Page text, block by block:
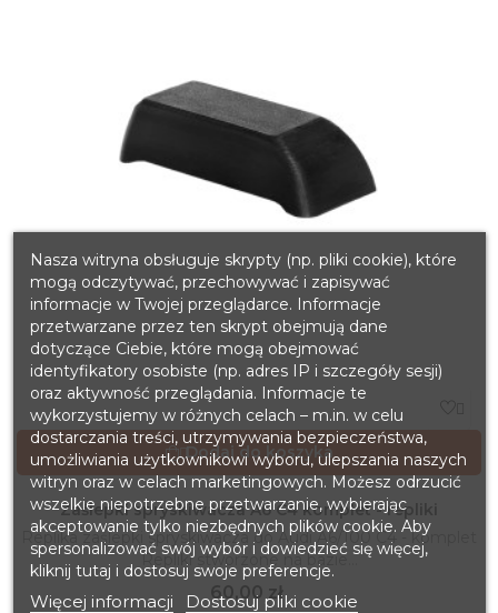
Dodaj do koszyka
Zaślepki spryskiwacza A6 C4 komplet - repliki
Replika zaślepki spryskiwacza do Audi A6/100 C4 - komplet
Repliki stworzone na bazie...
Cena
60,00 zł
Nasza witryna obsługuje skrypty (np. pliki cookie), które
mogą odczytywać, przechowywać i zapisywać
informacje w Twojej przeglądarce. Informacje
przetwarzane przez ten skrypt obejmują dane
dotyczące Ciebie, które mogą obejmować
identyfikatory osobiste (np. adres IP i szczegóły sesji)
oraz aktywność przeglądania. Informacje te
wykorzystujemy w różnych celach – m.in. w celu
dostarczania treści, utrzymywania bezpieczeństwa,
umożliwiania użytkownikowi wyboru, ulepszania naszych
witryn oraz w celach marketingowych. Możesz odrzucić
wszelkie niepotrzebne przetwarzanie, wybierając
akceptowanie tylko niezbędnych plików cookie. Aby
spersonalizować swój wybór i dowiedzieć się więcej,
kliknij tutaj i dostosuj swoje preferencje.
Więcej informacji Dostosuj pliki cookie